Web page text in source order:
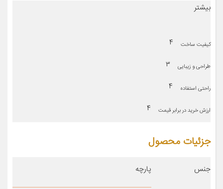
بیشتر
کیفیت ساخت ۴
طراحی و زیبایی ۳
راحتی استفاده ۴
ارزش خرید در برابر قیمت ۴
جزئیات محصول
جنس پارچه